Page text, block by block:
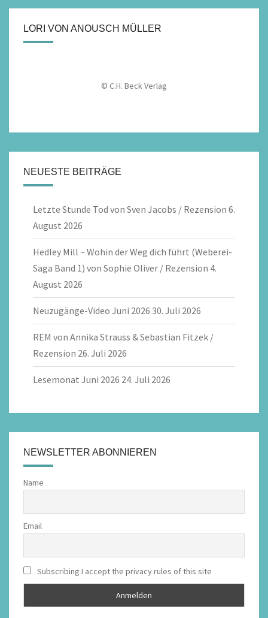
LORI VON ANOUSCH MÜLLER
© C.H. Beck Verlag
NEUESTE BEITRÄGE
Letzte Stunde Tod von Sven Jacobs / Rezension 6.
August 2026
Hedley Mill ~ Wohin der Weg dich führt (Weberei-
Saga Band 1) von Sophie Oliver / Rezension 4.
August 2026
Neuzugänge-Video Juni 2026 30. Juli 2026
REM von Annika Strauss & Sebastian Fitzek /
Rezension 26. Juli 2026
Lesemonat Juni 2026 24. Juli 2026
NEWSLETTER ABONNIEREN
Name
Email
Subscribing I accept the privacy rules of this site